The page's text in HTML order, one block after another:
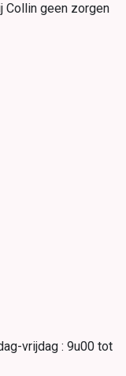
Collin geen zorgen
vrijdag : 9u00 tot